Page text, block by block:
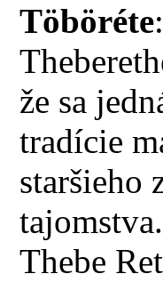
Töböréte
že sa
tradície
staršieho
Thebe